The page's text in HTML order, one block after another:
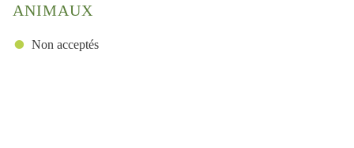
ANIMAUX
Non acceptés